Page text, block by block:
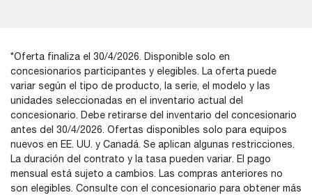
*Oferta finaliza el 30/4/2026. Disponible solo en
concesionarios participantes y elegibles. La oferta puede
variar según el tipo de producto, la serie, el modelo y las
unidades seleccionadas en el inventario actual del
concesionario. Debe retirarse del inventario del concesionario
antes del 30/4/2026. Ofertas disponibles solo para equipos
nuevos en EE. UU. y Canadá. Se aplican algunas restricciones.
La duración del contrato y la tasa pueden variar. El pago
mensual está sujeto a cambios. Las compras anteriores no
son elegibles. Consulte con el concesionario para obtener más